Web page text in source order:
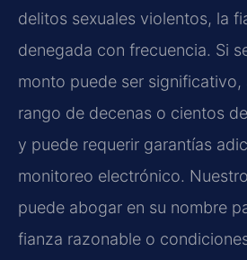
delitos sexuales violentos, la
denegada con frecuencia. Si
monto puede ser significativo,
rango de decenas o cientos
y puede requerir garantías
monitoreo electrónico.
puede abogar en su nombre
fianza razonable o